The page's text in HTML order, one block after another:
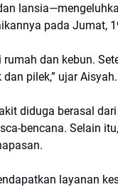
pada Jumat,
dan kebun.
pilek,” ujar Aisyah.
diduga berasal
bencana. Selain
layanan